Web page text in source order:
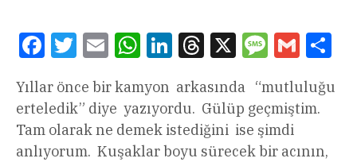
FacebookTwitterEmail WhatsAppLinkedInThreads
X Message
Gmail
Yıllar önce bir kamyon arkasında “mutluluğu
erteledik” diye yazıyordu. Gülüp geçmiştim.
Tam olarak ne demek istediğini ise şimdi
anlıyorum. Kuşaklar boyu sürecek bir acının,